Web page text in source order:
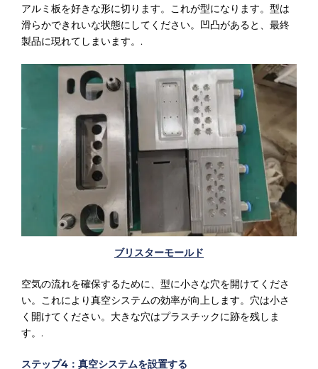
アルミ板を好きな形に切ります。これが型になります。型は
滑らかできれいな状態にしてください。凹凸があると、最終
製品に現れてしまいます。.
ブリスターモールド
空気の流れを確保するために、型に小さな穴を開けてくださ
い。これにより真空システムの効率が向上します。穴は小さ
く開けてください。大きな穴はプラスチックに跡を残しま
す。.
ステップ4：真空システムを設置する